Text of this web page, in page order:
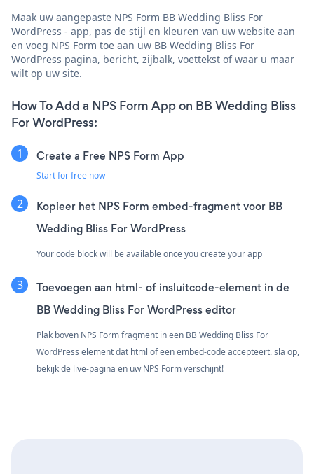
Maak uw aangepaste NPS Form BB Wedding Bliss For
WordPress - app, pas de stijl en kleuren van uw website aan
en voeg NPS Form toe aan uw BB Wedding Bliss For
WordPress pagina, bericht, zijbalk, voettekst of waar u maar
wilt op uw site.
How To Add a NPS Form App on BB Wedding Bliss
For WordPress:
Create a Free NPS Form App
Start for free now
Kopieer het NPS Form embed-fragment voor BB
Wedding Bliss For WordPress
Your code block will be available once you create your app
Toevoegen aan html- of insluitcode-element in de
BB Wedding Bliss For WordPress editor
Plak boven NPS Form fragment in een BB Wedding Bliss For
WordPress element dat html of een embed-code accepteert. sla op,
bekijk de live-pagina en uw NPS Form verschijnt!